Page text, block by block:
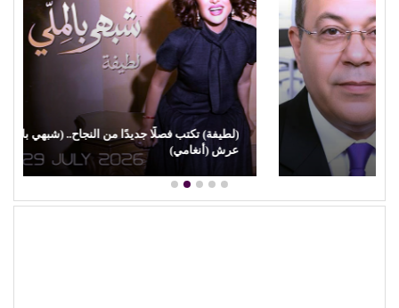
(لطيفة) تكتب فصلًا جديدًا من النجاح.. (شبهي بالمللي) تتربع على
عرش (أنغامي)